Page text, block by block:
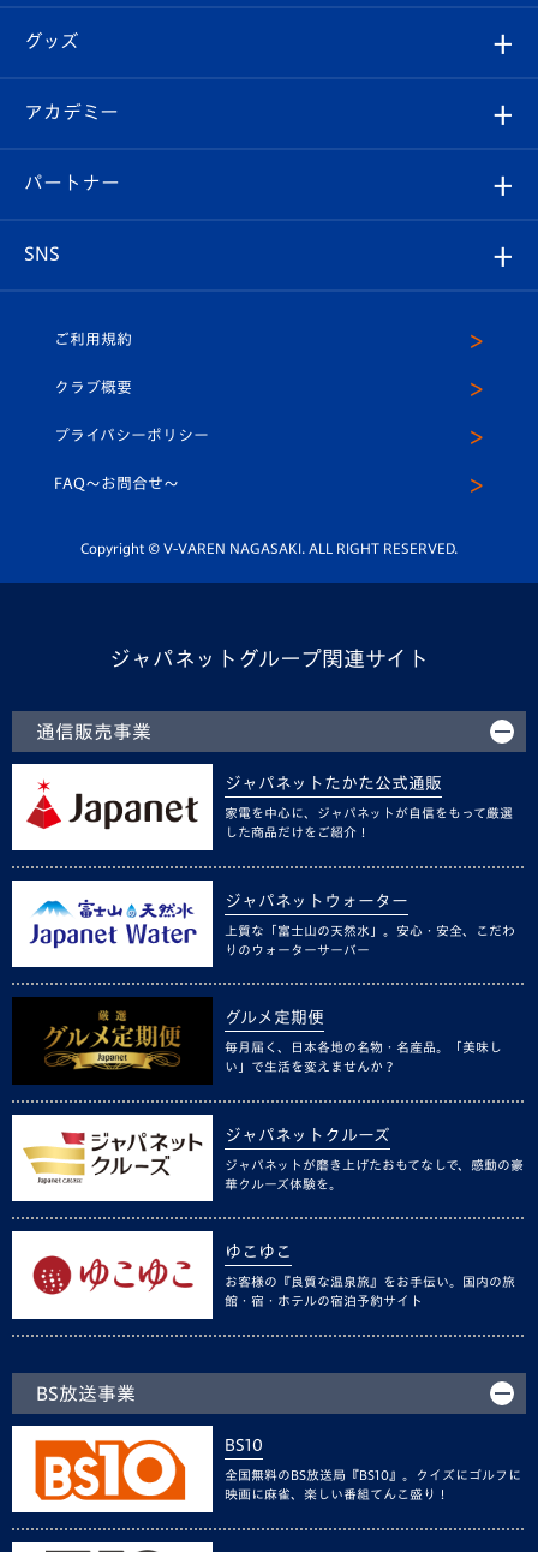
チケット
イベント
メディア
ホームタウン
スタッフプロフィール
マスコット紹介
平和祈念活動
ホームタウン活動
はじめての観戦ガイド
Revive Team
ヴィヴィくんの長崎おもてなしガイド
フォトギャラリー
スタジアムグルメ
チケット
V-LOVERS（ファンクラブ）
プレイヤーズスイート
グッズ
オンラインショップ
店舗情報
アカデミー
育成からのお知らせ
U-18
スクール
パートナー
SNS
ヴィヴィくんインスタグラム
公式LINE＠
ご利用規約
クラブ概要
プライバシーポリシー
FAQ〜お問合せ〜
Copyright © V-VAREN NAGASAKI. ALL RIGHT RESERVED.
ジャパネットグループ関連サイト
通信販売事業
ジャパネットたかた公式通販
家電を中心に、ジャパネットが自信をもって厳選
した商品だけをご紹介！
ジャパネットウォーター
上質な「富士山の天然水」。安心・安全、こだわ
りのウォーターサーバー
グルメ定期便
毎月届く、日本各地の名物・名産品。「美味し
い」で生活を変えませんか？
ジャパネットクルーズ
ジャパネットが磨き上げたおもてなしで、感動の豪
華クルーズ体験を。
ゆこゆこ
お客様の『良質な温泉旅』をお手伝い。国内の旅
館・宿・ホテルの宿泊予約サイト
BS放送事業
BS10
全国無料のBS放送局『BS10』。クイズにゴルフに
映画に麻雀、楽しい番組てんこ盛り！